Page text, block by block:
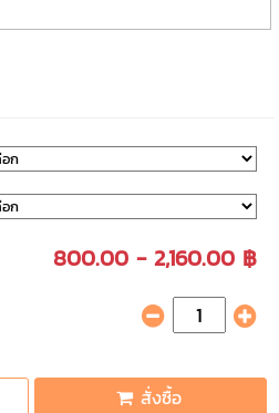
800.00 - 2,160.00 ฿
สั่งซื้อ